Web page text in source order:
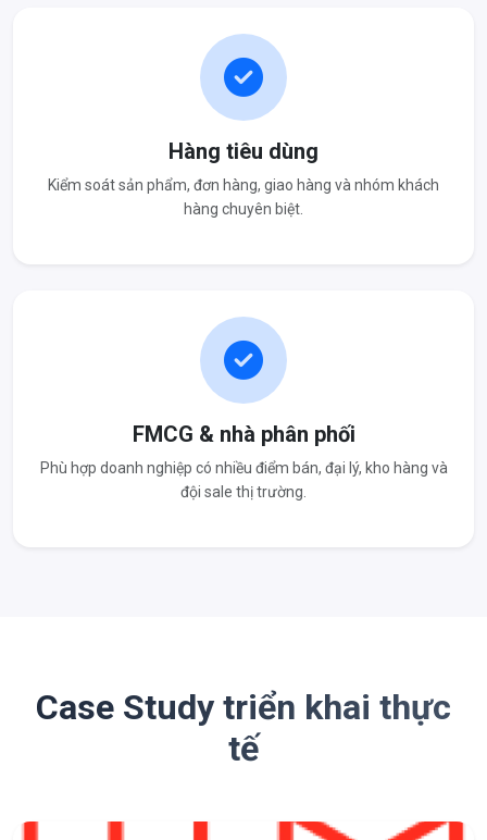
Hàng tiêu dùng
Kiểm soát sản phẩm, đơn hàng, giao hàng và nhóm khách
hàng chuyên biệt.
FMCG & nhà phân phối
Phù hợp doanh nghiệp có nhiều điểm bán, đại lý, kho hàng và
đội sale thị trường.
Case Study triển khai thực
tế